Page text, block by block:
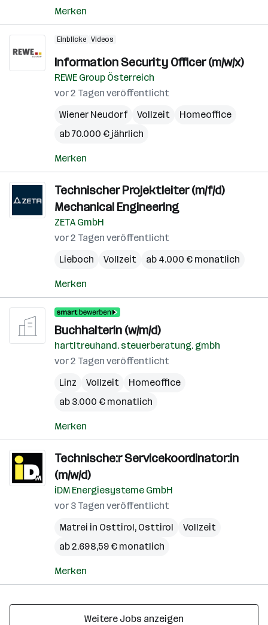
Merken
Einblicke Videos
Information Security Officer (m/w/x)
REWE Group Österreich
vor 2 Tagen veröffentlicht
Wiener Neudorf
Vollzeit
Homeoffice
ab 70.000 € jährlich
Merken
Technischer Projektleiter (m/f/d)
Mechanical Engineering
ZETA GmbH
vor 2 Tagen veröffentlicht
Lieboch
Vollzeit ab 4.000 € monatlich
Merken
Buchhalterin (w/m/d)
hartltreuhand. steuerberatung. gmbh
vor 2 Tagen veröffentlicht
Linz
Vollzeit
Homeoffice
ab 3.000 € monatlich
Merken
Technische:r Servicekoordinator:in
(m/w/d)
iDM Energiesysteme GmbH
vor 3 Tagen veröffentlicht
Matrei in Osttirol, Osttirol
Vollzeit
ab 2.698,59 € monatlich
Merken
Weitere Jobs anzeigen